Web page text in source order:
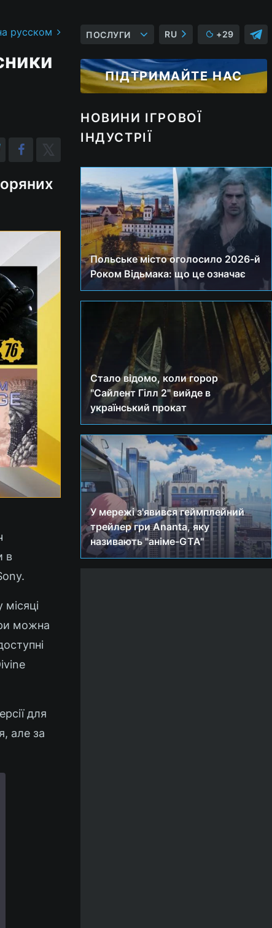
русском
в
можна
для
але за
ПОСЛУГИ RU +29
ПІДТРИМАЙТЕ НАС
НОВИНИ ІГРОВОЇ
ІНДУСТРІЇ
Польське місто оголосило 2026-й
Роком Відьмака: що це означає
Стало відомо, коли горор
"Сайлент Гілл 2" вийде в
український прокат
У мережі з'явився геймплейний
трейлер гри Ananta, яку
називають "аніме-GTA"